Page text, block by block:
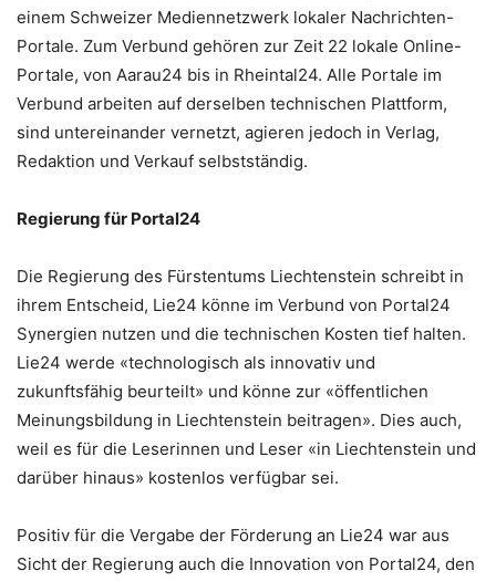
einem Schweizer Mediennetzwerk lokaler Nachrichten-
Portale. Zum Verbund gehören zur Zeit 22 lokale Online-
Portale, von Aarau24 bis in Rheintal24. Alle Portale im
Verbund arbeiten auf derselben technischen Plattform,
sind untereinander vernetzt, agieren jedoch in Verlag,
Redaktion und Verkauf selbstständig.
Regierung für Portal24
Die Regierung des Fürstentums Liechtenstein schreibt in
ihrem Entscheid, Lie24 könne im Verbund von Portal24
Synergien nutzen und die technischen Kosten tief halten.
Lie24 werde «technologisch als innovativ und
zukunftsfähig beurteilt» und könne zur «öffentlichen
Meinungsbildung in Liechtenstein beitragen». Dies auch,
weil es für die Leserinnen und Leser «in Liechtenstein und
darüber hinaus» kostenlos verfügbar sei.
Positiv für die Vergabe der Förderung an Lie24 war aus
Sicht der Regierung auch die Innovation von Portal24, den